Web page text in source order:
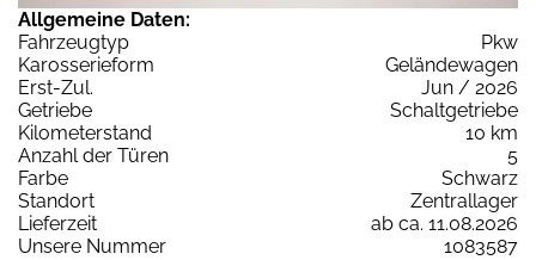
Allgemeine Daten:
Fahrzeugtyp
Pkw
Karosserieform
Geländewagen
Erst-Zul.
Jun / 2026
Getriebe
Schaltgetriebe
Kilometerstand
10 km
Anzahl der Türen
5
Farbe
Schwarz
Standort
Zentrallager
Lieferzeit
ab ca. 11.08.2026
Unsere Nummer
1083587